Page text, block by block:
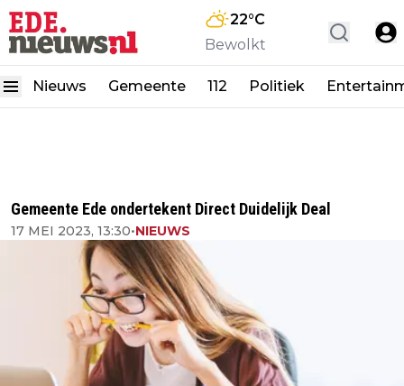
22°C
Bewolkt
Nieuws Gemeente 112 Politiek
Gemeente Ede ondertekent Direct Duidelijk Deal
17 MEI 2023, 13:30•NIEUWS